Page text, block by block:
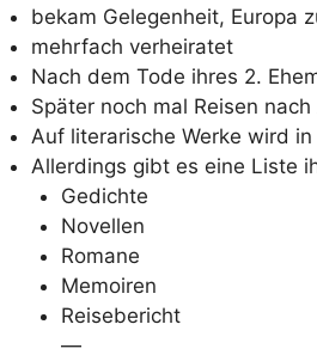
bekam Gelegenheit, Europa
mehrfach verheiratet
Nach dem Tode ihres 2.
Später noch mal Reisen nach
Auf literarische Werke wird
Allerdings gibt es eine Liste
Gedichte
Novellen
Romane
Memoiren
Reisebericht
—